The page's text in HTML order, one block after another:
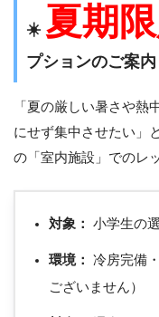
☀️ 夏期
プションのご案内
「夏の厳しい暑さや熱
にせず集中させたい」
の「室内施設」でのレ
対象： 小学生の
環境：
冷房完備
ございません）